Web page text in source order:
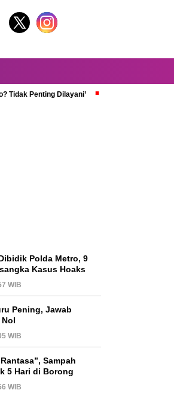
Tidak Penting Dilayani’
Polda Metro, 9
Kasus Hoaks
WIB
Pening, Jawab
WIB
Sampah
5 Hari di Borong
WIB